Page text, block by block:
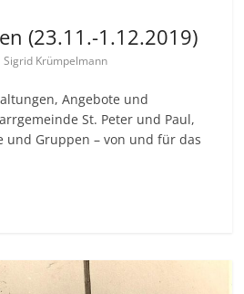
(23.11.-1.12.2019)
Sigrid Krümpelmann
Angebote und
St. Peter und Paul,
und Gruppen – von und für das